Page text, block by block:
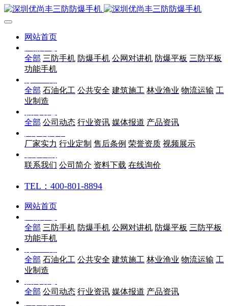
网站首页
全部 三防手机 防爆手机 公网对讲机 防爆平板 三防平板
功能手机
全部 石油化工 公共安全 建筑施工 林业渔业 物流运输 工
业制造
全部 公司动态 行业资讯 媒体报道 产品资讯
厂家实力 行业定制 售后条例 荣誉资质 视频展示
联系我们 公司简介 资料下载 在线询价
TEL：400-801-8894
网站首页
全部 三防手机 防爆手机 公网对讲机 防爆平板 三防平板
功能手机
全部 石油化工 公共安全 建筑施工 林业渔业 物流运输 工
业制造
全部 公司动态 行业资讯 媒体报道 产品资讯